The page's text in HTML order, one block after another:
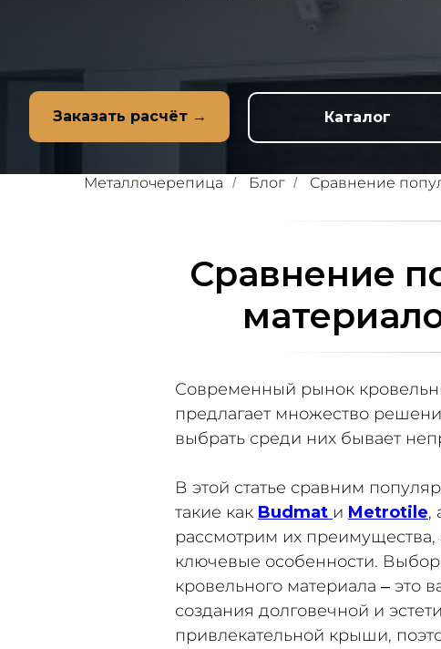
Заказать расчёт → Каталог
Металлочерепица / Блог / Сравнение
Сравнение
Современный рынок
предлагает множество
выбрать среди них бывает
В этой статье сравним
такие как Budmat и Metrotile,
рассмотрим их преимущества,
ключевые особенности.
кровельного материала – это
создания долговечной и
привлекательной крыши,